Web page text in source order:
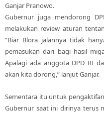
Ganjar Pranowo.
Gubernur juga mendorong
melakukan review aturan
“Biar Blora jalannya tidak
pemasukan dari bagi hasil
Apalagi ada anggota DPD RI
akan kita dorong,” lanjut Ganjar.
Sementara itu untuk
Gubernur saat ini dirinya terus